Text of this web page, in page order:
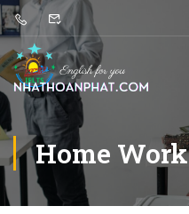
Home Work